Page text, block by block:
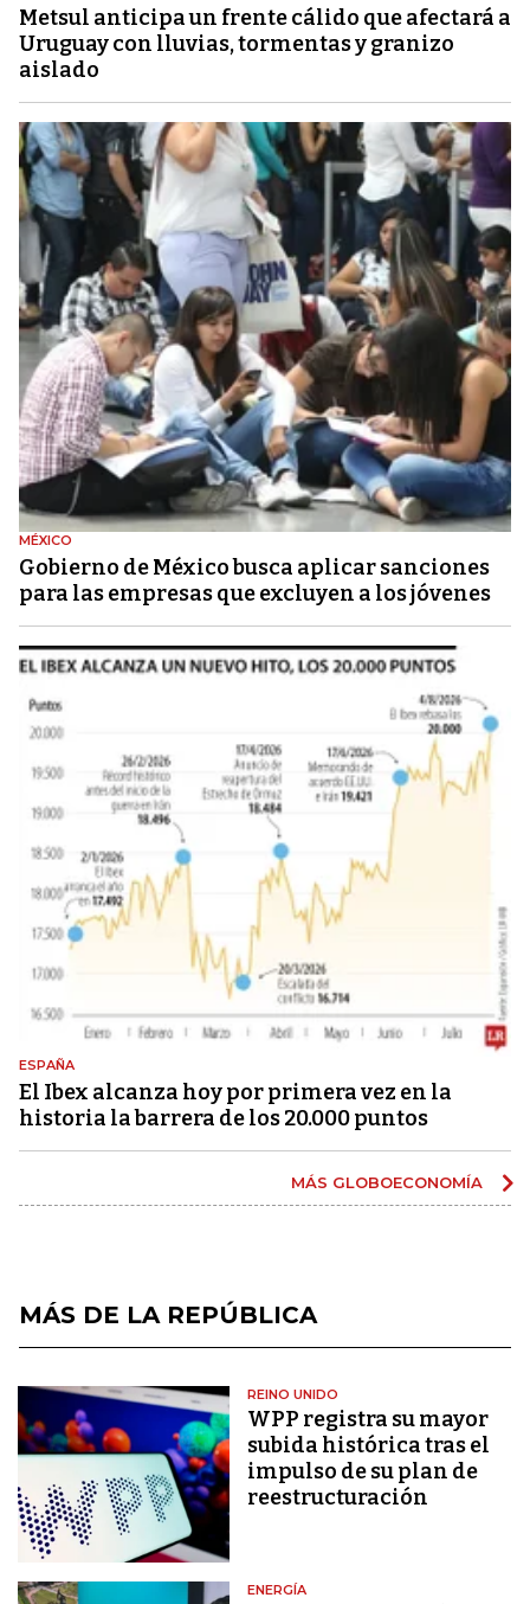
Metsul anticipa un frente cálido que afectará a
Uruguay con lluvias, tormentas y granizo
aislado
MÉXICO
Gobierno de México busca aplicar sanciones
para las empresas que excluyen a los jóvenes
ESPAÑA
El Ibex alcanza hoy por primera vez en la
historia la barrera de los 20.000 puntos
MÁS GLOBOECONOMÍA
MÁS DE LA REPÚBLICA
REINO UNIDO
WPP registra su mayor
subida histórica tras el
impulso de su plan de
reestructuración
ENERGÍA